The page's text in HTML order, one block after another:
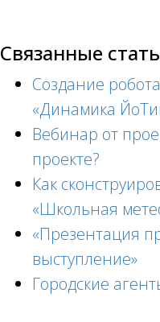
Связанные
Создание
«Динамика
Вебинар от
проекте?
Как
«Школьная
«Презентация
выступление»
Городские